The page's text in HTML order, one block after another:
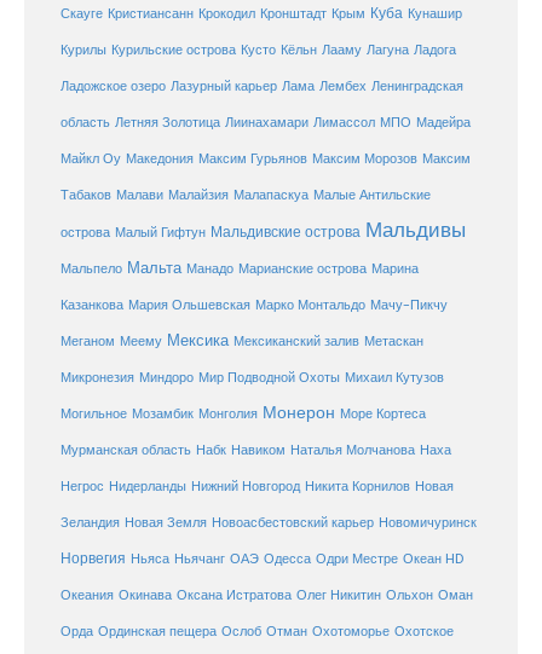
Скауге Кристиансанн Крокодил Кронштадт Крым Куба Кунашир
Курилы Курильские острова Кусто Кёльн Лааму Лагуна Ладога
Ладожское озеро Лазурный карьер Лама Лембех Ленинградская
область Летняя Золотица Лиинахамари Лимассол МПО Мадейра
Майкл Оу Македония Максим Гурьянов Максим Морозов Максим
Табаков Малави Малайзия Малапаскуа Малые Антильские
острова Малый Гифтун Мальдивские острова Мальдивы
Мальпело Мальта Манадо Марианские острова Марина
Казанкова Мария Ольшевская Марко Монтальдо Мачу-Пикчу
Меганом Меему Мексика Мексиканский залив Метаскан
Микронезия Миндоро Мир Подводной Охоты Михаил Кутузов
Могильное Мозамбик Монголия Монерон Море Кортеса
Мурманская область Набк Навиком Наталья Молчанова Наха
Негрос Нидерланды Нижний Новгород Никита Корнилов Новая
Зеландия Новая Земля Новоасбестовский карьер Новомичуринск
Норвегия Ньяса Ньячанг ОАЭ Одесса Одри Местре Океан HD
Океания Окинава Оксана Истратова Олег Никитин Ольхон Оман
Орда Ординская пещера Ослоб Отман Охотоморье Охотское